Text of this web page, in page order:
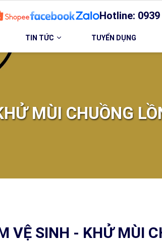
Hotline:
TIN TỨC TUYỂN DỤNG
MÙI CHUỒNG
VỆ SINH - KHỬ MÙI